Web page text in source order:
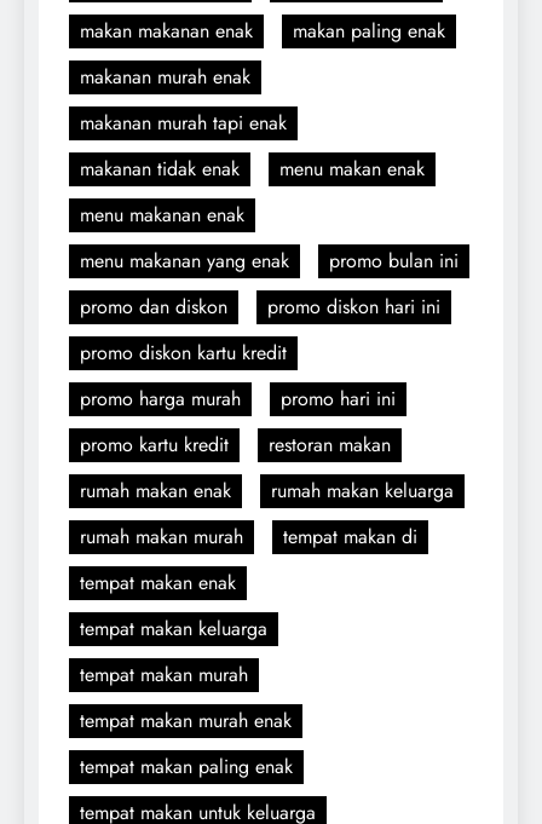
makan makanan enak
makan paling enak
makanan murah enak
makanan murah tapi enak
makanan tidak enak
menu makan enak
menu makanan enak
menu makanan yang enak
promo bulan ini
promo dan diskon
promo diskon hari ini
promo diskon kartu kredit
promo harga murah
promo hari ini
promo kartu kredit
restoran makan
rumah makan enak
rumah makan keluarga
rumah makan murah
tempat makan di
tempat makan enak
tempat makan keluarga
tempat makan murah
tempat makan murah enak
tempat makan paling enak
tempat makan untuk keluarga